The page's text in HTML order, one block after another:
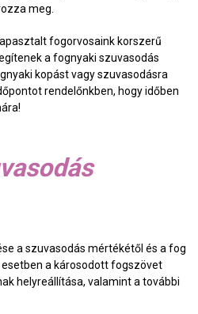
meg.
fogorvosaink korszerű
a fognyaki szuvasodás
kopást vagy szuvasodásra
rendelőnkben, hogy időben
a szuvasodás mértékétől és a fog
a károsodott fogszövet
helyreállítása, valamint a további